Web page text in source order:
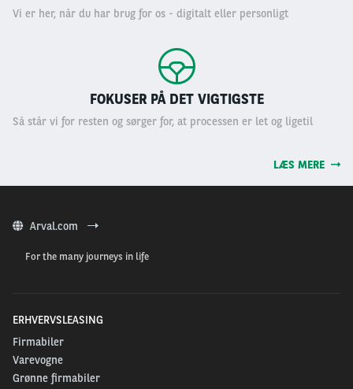
Vi er her, når du har brug for os - digitalt eller personligt
FOKUSER PÅ DET VIGTIGSTE
Så står vi for resten og sørger for, at processen er let og ligetil
LÆS MERE
Arval.com
For the many journeys in life
ERHVERVSLEASING
Firmabiler
Varevogne
Grønne firmabiler